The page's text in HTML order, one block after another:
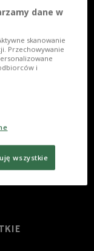
dane w
skanowanie
Przechowywanie
i
wszystkie